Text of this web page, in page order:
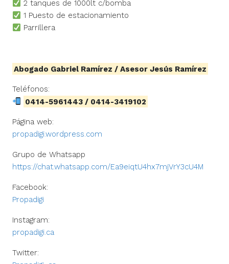
2 tanques de 1000lt c/bomba
1 Puesto de estacionamiento
Parrillera
Abogado Gabriel Ramírez / Asesor Jesús Ramírez
Teléfonos:
0414-5961443 / 0414-3419102
Página web:
propadigi.wordpress.com
Grupo de Whatsapp
https://chat.whatsapp.com/Ea9eiqtU4hx7mjVrY3cU4M
Facebook:
Propadigi
Instagram:
propadigi.ca
Twitter: